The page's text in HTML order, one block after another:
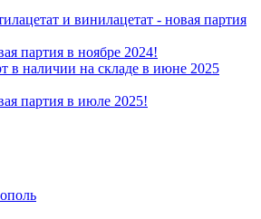
и винилацетат - новая партия
партия в ноябре 2024!
в наличии на складе в июне 2025
партия в июле 2025!